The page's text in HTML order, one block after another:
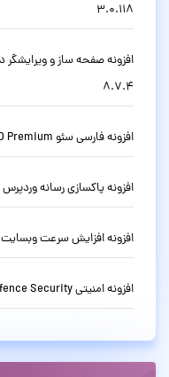
3.0.118
8.7.4
افزونه فارسی سئو Yoast SEO Premium وردپرس نسخه حرفه ای 28.1
افزونه پاکسازی رسانه وردپرس Media Cleaner Pro نسخه 7.0.8
افزونه افزایش سرعت وبسایت Perfmatters وردپرس نسخه 2.6.6
افزونه امنیتی Wordfence Security وردپرس نسخه 8.1.4